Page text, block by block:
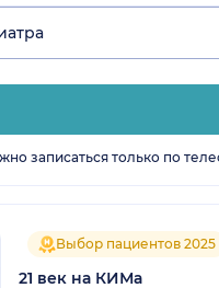
записаться только по
Выбор пациентов 2025
21 век на КИМа